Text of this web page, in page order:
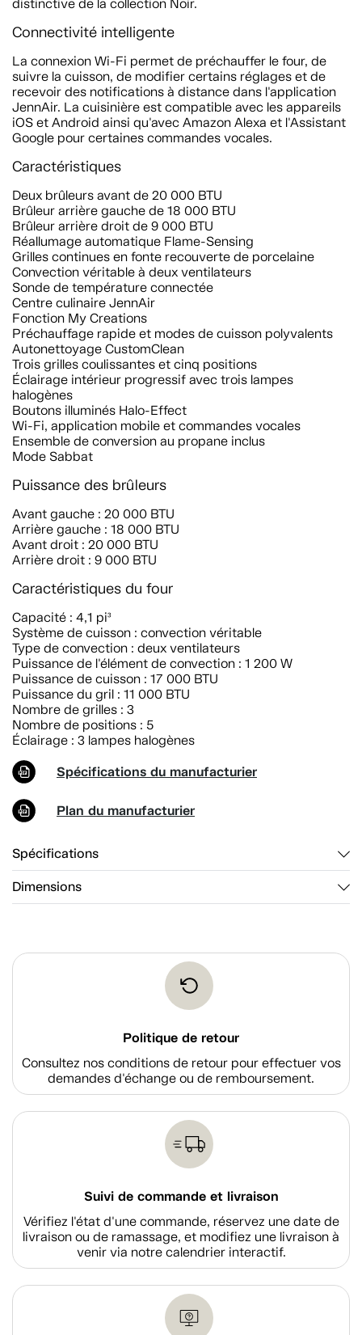
distinctive de la collection Noir.
Connectivité intelligente
La connexion Wi-Fi permet de préchauffer le four, de
suivre la cuisson, de modifier certains réglages et de
recevoir des notifications à distance dans l'application
JennAir. La cuisinière est compatible avec les appareils
iOS et Android ainsi qu'avec Amazon Alexa et l'Assistant
Google pour certaines commandes vocales.
Caractéristiques
Deux brûleurs avant de 20 000 BTU
Brûleur arrière gauche de 18 000 BTU
Brûleur arrière droit de 9 000 BTU
Réallumage automatique Flame-Sensing
Grilles continues en fonte recouverte de porcelaine
Convection véritable à deux ventilateurs
Sonde de température connectée
Centre culinaire JennAir
Fonction My Creations
Préchauffage rapide et modes de cuisson polyvalents
Autonettoyage CustomClean
Trois grilles coulissantes et cinq positions
Éclairage intérieur progressif avec trois lampes
halogènes
Boutons illuminés Halo-Effect
Wi-Fi, application mobile et commandes vocales
Ensemble de conversion au propane inclus
Mode Sabbat
Puissance des brûleurs
Avant gauche : 20 000 BTU
Arrière gauche : 18 000 BTU
Avant droit : 20 000 BTU
Arrière droit : 9 000 BTU
Caractéristiques du four
Capacité : 4,1 pi³
Système de cuisson : convection véritable
Type de convection : deux ventilateurs
Puissance de l'élément de convection : 1 200 W
Puissance de cuisson : 17 000 BTU
Puissance du gril : 11 000 BTU
Nombre de grilles : 3
Nombre de positions : 5
Éclairage : 3 lampes halogènes
Spécifications du manufacturier
Plan du manufacturier
Spécifications
Dimensions
Politique de retour
Consultez nos conditions de retour pour effectuer vos
demandes d'échange ou de remboursement.
Suivi de commande et livraison
Vérifiez l'état d'une commande, réservez une date de
livraison ou de ramassage, et modifiez une livraison à
venir via notre calendrier interactif.